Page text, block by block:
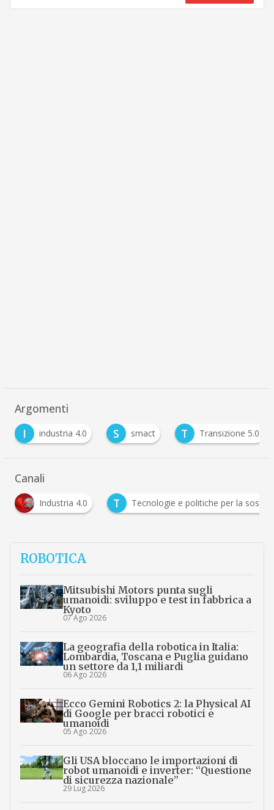
Argomenti
I
industria 4.0 S smact T Transizione 5.0
Canali
4.0 T Tecnologie e politiche per la sostenibilità
ROBOTICA
Mitsubishi Motors punta sugli
umanoidi: sviluppo e test in fabbrica a
Kyoto
07 Ago 2026
La geografia della robotica in Italia:
Lombardia, Toscana e Puglia guidano
un settore da 1,1 miliardi
06 Ago 2026
Ecco Gemini Robotics 2: la Physical AI
di Google per bracci robotici e
umanoidi
05 Ago 2026
Gli USA bloccano le importazioni di
robot umanoidi e inverter: “Questione
di sicurezza nazionale”
29 Lug 2026